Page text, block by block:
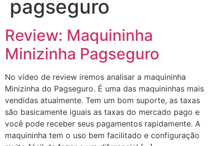
pagseguro
Review: Maquininha
Minizinha Pagseguro
No vídeo de review iremos analisar a maquininha
Minizinha do Pagseguro. É uma das maquininhas mais
vendidas atualmente. Tem um bom suporte, as taxas
são basicamente iguais as taxas do mercado pago e
você pode receber seus pagamentos rapidamente. A
maquininha tem o uso bem facilitado e configuração